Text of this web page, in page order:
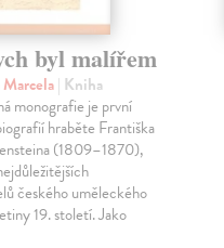
byl malířem
| Kniha
monografie je první
hraběte Františka
(1809–1870),
českého uměleckého
19. století. Jako